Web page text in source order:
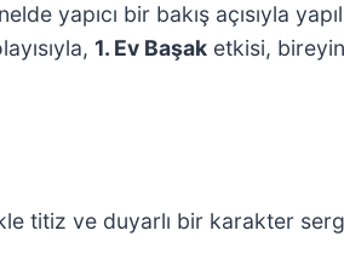
yapıcı bir bakış açısıyla
1. Ev Başak etkisi,
titiz ve duyarlı bir karakter